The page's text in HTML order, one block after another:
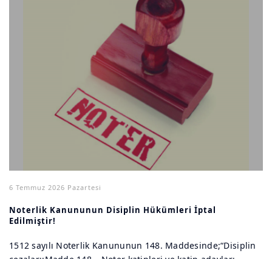
6 Temmuz 2026 Pazartesi
Noterlik Kanununun Disiplin Hükümleri İptal
Edilmiştir!
1512 sayılı Noterlik Kanununun 148. Maddesinde;“Disiplin